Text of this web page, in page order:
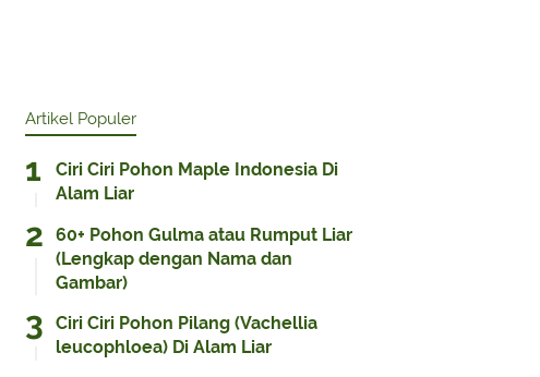
Artikel Populer
Ciri Ciri Pohon Maple Indonesia Di
Alam Liar
60+ Pohon Gulma atau Rumput Liar
(Lengkap dengan Nama dan
Gambar)
Ciri Ciri Pohon Pilang (Vachellia
leucophloea) Di Alam Liar